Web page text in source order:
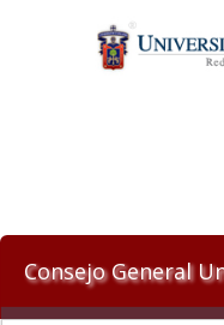
Consejo General